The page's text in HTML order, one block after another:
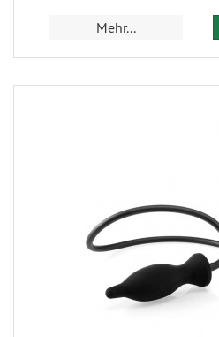
Mehr...